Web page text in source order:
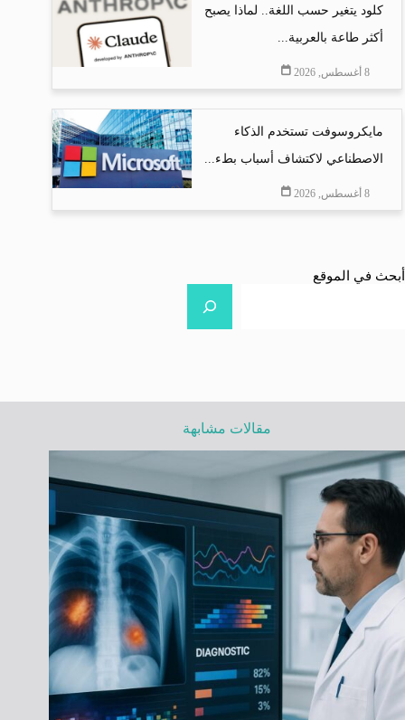
كلود يتغير حسب اللغة.. لماذا يصبح
أكثر طاعة بالعربية...
8 أغسطس, 2026
مايكروسوفت تستخدم الذكاء
الاصطناعي لاكتشاف أسباب بطء...
8 أغسطس, 2026
أبحث في الموقع
مقالات مشابهة